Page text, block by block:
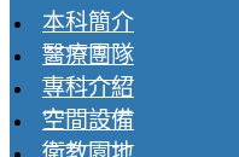
本科簡介
醫療團隊
專科介紹
空間設備